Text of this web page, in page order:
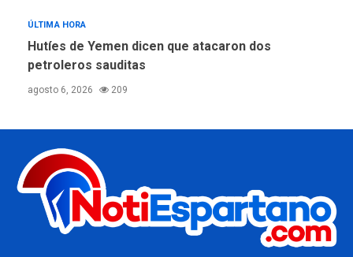
ÚLTIMA HORA
Hutíes de Yemen dicen que atacaron dos
petroleros sauditas
agosto 6, 2026 209